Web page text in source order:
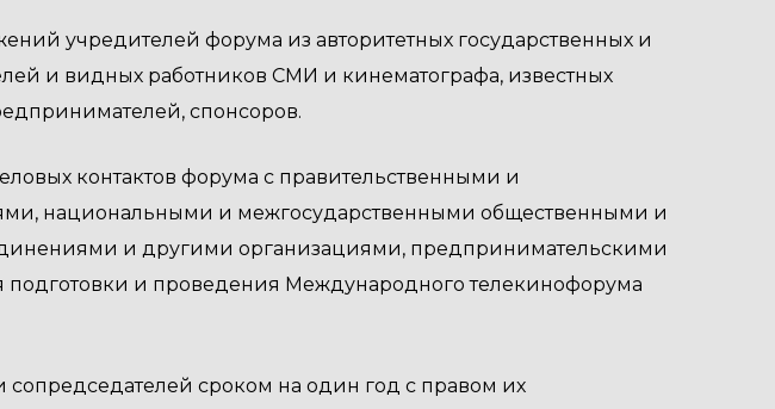
учредителей форума из авторитетных государственных и
и видных работников СМИ и кинематографа, известных
спонсоров.
контактов форума с правительственными и
национальными и межгосударственными общественными и
и другими организациями, предпринимательскими
и проведения Международного телекинофорума
сопредседателей сроком на один год с правом их